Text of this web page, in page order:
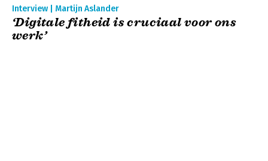
Interview | Martijn Aslander
‘Digitale fitheid is cruciaal voor ons
werk’